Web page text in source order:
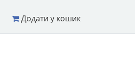
Додати у кошик